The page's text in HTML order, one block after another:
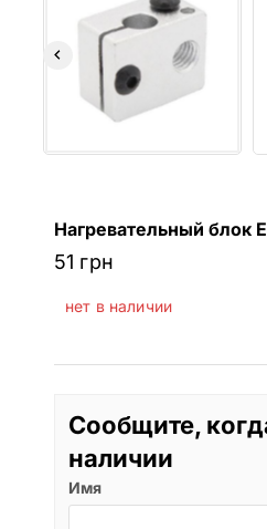
Нагревательный блок
51 грн
нет в наличии
Сообщите,
наличии
Имя